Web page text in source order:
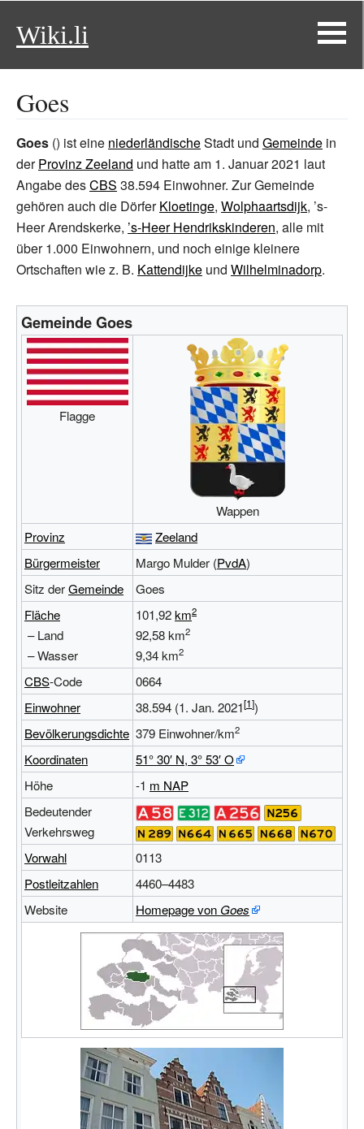
Wiki.li
Goes
Goes () ist eine niederländischeStadt und Gemeinde in
derProvinz Zeeland und hatte am 1. Januar 2021 laut
Angabe desCBS 38.594 Einwohner. Zur Gemeinde
gehören auch die DörferKloetinge, Wolphaartsdijk, ’s-
Heer Arendskerke, ’s-Heer Hendrikskinderen, alle mit
über 1.000 Einwohnern, und noch einige kleinere
Ortschaften wie z. B. Kattendijke und Wilhelminadorp.
Gemeinde Goes
Flagge
Wappen
Provinz
Zeeland
Bürgermeister
Margo Mulder (PvdA)
Sitz derGemeinde
Goes
Fläche
– Land
– Wasser
101,92km2
92,58km2
9,34km2
CBS-Code
0664
Einwohner
38.594 (1. Jan. 2021
)
Bevölkerungsdichte 379 Einwohner/km2
Koordinaten 51°30′ N,3°53′O
Höhe
-1 m NAP
Bedeutender
Verkehrsweg
Vorwahl
0113
Postleitzahlen
4460–4483
Website
Homepage von Goes